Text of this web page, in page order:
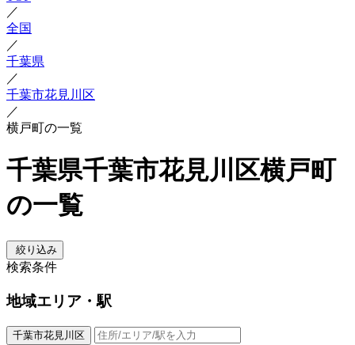
／
全国
／
千葉県
／
千葉市花見川区
／
横戸町の一覧
千葉県千葉市花見川区横戸町
の一覧
絞り込み
検索条件
地域エリア・駅
千葉市花見川区